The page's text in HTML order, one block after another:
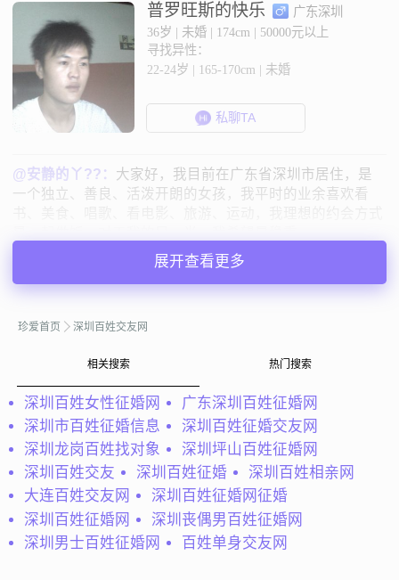
普罗旺斯的快乐
广东深圳
36岁 | 未婚 | 174cm | 50000元以上
寻找异性：
22-24岁 | 165-170cm | 未婚
私聊TA
@安静的丫??： 大家好，我目前在广东省深圳市居住，是
一个独立、善良、活泼开朗的女孩，我平时的业余喜欢看
安静的丫??
33岁 | 未婚 | 168cm | 3001-5000元
24-27岁 | 173-187cm | 未婚
@依晴： 四川人在四川读大学毕业后在深圳打拼。新闻说四
川人离婚率高，我要的是一生的灵魂伴侣，组成一个和美的
家庭，这点父母是我的楷模。爱是给予的，两人要懂得互相
尊重、关心、爱护。我想今年收货一...
依晴
广东深圳
44岁 | 未婚 | 161cm | 12001-20000元
展开查看更多
珍爱首页 深圳百姓交友网
相关搜索 热门搜索
深圳百姓女性征婚网
广东深圳百姓征婚网
深圳市百姓征婚信息
深圳百姓征婚交友网
深圳龙岗百姓找对象
深圳坪山百姓征婚网
深圳百姓交友
深圳百姓征婚
深圳百姓相亲网
大连百姓交友网
深圳百姓征婚网征婚
深圳百姓征婚网
深圳丧偶男百姓征婚网
深圳男士百姓征婚网
百姓单身交友网